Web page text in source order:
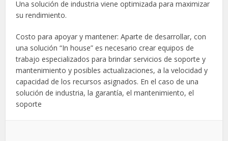
Una solución de industria viene optimizada para maximizar
su rendimiento.
Costo para apoyar y mantener: Aparte de desarrollar, con
una solución “In house” es necesario crear equipos de
trabajo especializados para brindar servicios de soporte y
mantenimiento y posibles actualizaciones, a la velocidad y
capacidad de los recursos asignados. En el caso de una
solución de industria, la garantía, el mantenimiento, el
soporte